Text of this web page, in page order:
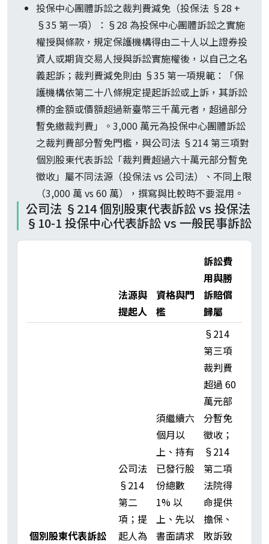
投保中心團體訴訟之裁判費減免（投保法 §28 +
§35 第一項）：§28 為投保中心團體訴訟之實施
權授與條款，規定保護機構得由二十人以上證券投
資人或期貨交易人授與訴訟實施權後，以自己之名
義起訴；裁判費減免則由 §35 第一項規範：「保
護機構依第二十八條規定提起訴訟或上訴，其訴訟
標的金額或價額超過新臺幣三千萬元者，超過部分
暫免繳裁判費」。3,000 萬元為投保中心團體訴訟
之裁判費部分暫免門檻，與公司法 §214 第三項對
個別股東代表訴訟「裁判費超過六十萬元部分暫免
徵收」屬不同法源（投保法 vs 公司法）、不同上限
（3,000 萬 vs 60 萬），撰寫與比較時不要混用。
公司法 §214 個別股東代表訴訟 vs 投保法
§10-1 投保中心代表訴訟 vs 一般民事訴訟
法源與
提起人
資格與門
檻
訴訟費
用與勝
訴賠償
歸屬
個別股東代表訴訟
公司法
§214
第二
項；提
起人為
須繼續六
個月以
上、持有
已發行股
份總數
1% 以
上、先以
書面請求
§214
第三項
裁判費
超過 60
萬元部
分暫免
徵收；
§214
第二項
法院得
命提供
擔保、
敗訴致